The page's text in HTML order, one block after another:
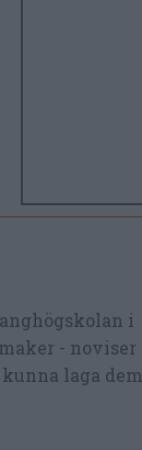
i
- noviser
laga dem